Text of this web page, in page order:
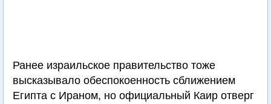
Ранее израильское правительство тоже
высказывало обеспокоенность сближением
Египта с Ираном, но официальный Каир отверг